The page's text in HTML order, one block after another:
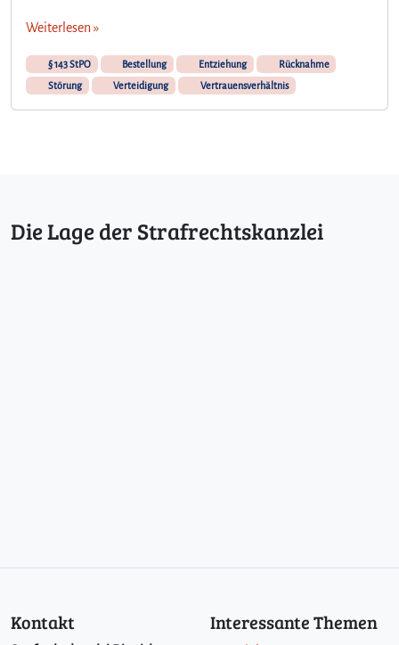
Weiterlesen »
§ 143 StPO Bestellung Entziehung
Rücknahme
Störung
Verteidigung Vertrauensverhältnis
Die Lage der Strafrechtskanzlei
Kontakt Interessante Themen